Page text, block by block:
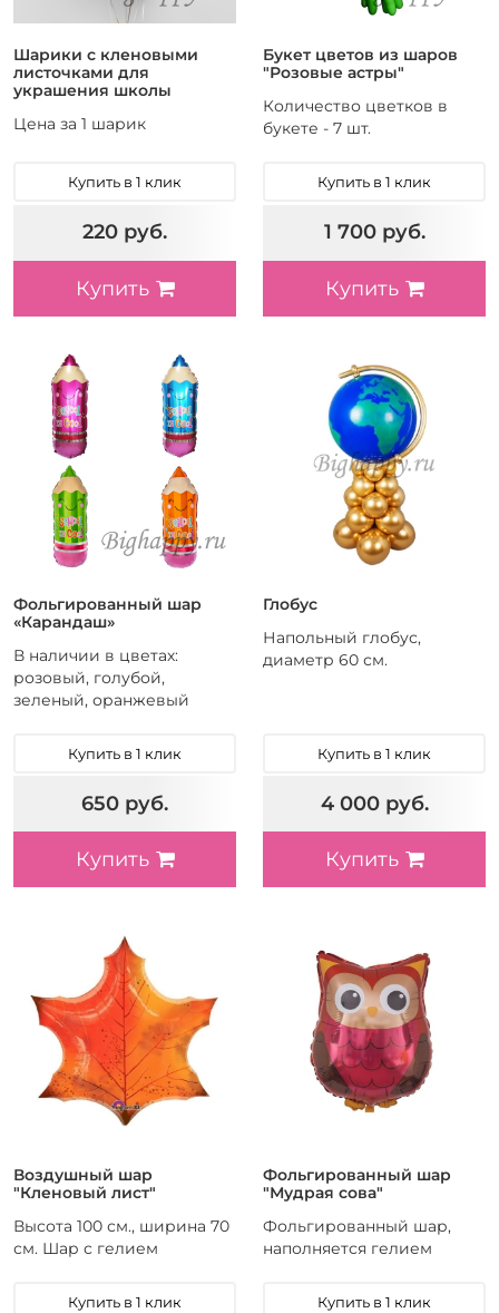
Шарики с кленовыми
листочками для
украшения школы
Цена за 1 шарик
Купить в 1 клик
220 руб.
Купить
Букет цветов из шаров
"Розовые астры"
Количество цветков в
букете - 7 шт.
Купить в 1 клик
1 700 руб.
Купить
Фольгированный шар
«Карандаш»
В наличии в цветах:
розовый, голубой,
зеленый, оранжевый
Купить в 1 клик
650 руб.
Купить
Глобус
Напольный глобус,
диаметр 60 см.
Купить в 1 клик
4 000 руб.
Купить
Воздушный шар
"Кленовый лист"
Высота 100 см., ширина 70
см. Шар с гелием
Купить в 1 клик
Фольгированный шар
"Мудрая сова"
Фольгированный шар,
наполняется гелием
Купить в 1 клик